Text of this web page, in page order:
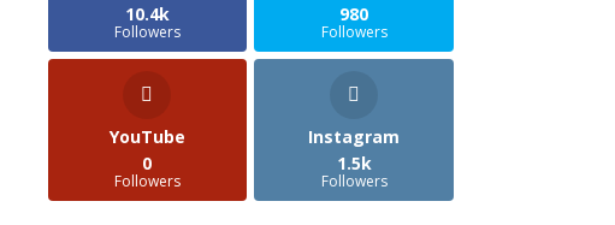
10.4k
Followers
980
Followers
YouTube
0
Followers
Instagram
1.5k
Followers